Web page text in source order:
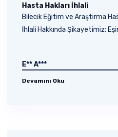
Hasta Hakları İhlali
Bilecik Eğitim ve Araştırma
İhlali Hakkında Şikayetimiz:
E** A***
Devamını Oku